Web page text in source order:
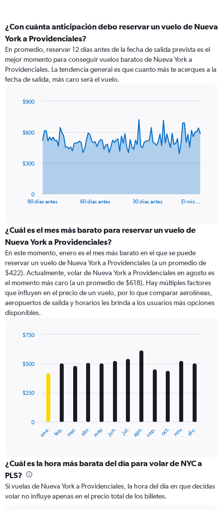
¿Con cuánta anticipación debo reservar un vuelo de Nueva
York a Providenciales?
En promedio, reservar 12 días antes de la fecha de salida prevista es el
mejor momento para conseguir vuelos baratos de Nueva York a
Providenciales. La tendencia general es que cuanto más te acerques a la
fecha de salida, más caro será el vuelo.
data
The
categories.
Range:
categories.
The
chart
has
1
Y
axis
values.
to
90 días antes 60 días antes 30 días antes El mis…
0
$300
$600
$900
¿Cuál es el mes más barato para reservar un vuelo de
Nueva York a Providenciales?
En este momento, enero es el mes más barato en el que se puede
reservar un vuelo de Nueva York a Providenciales (a un promedio de
$422). Actualmente, volar de Nueva York a Providenciales en agosto es
el momento más caro (a un promedio de $618). Hay múltiples factores
que influyen en el precio de un vuelo, por lo que comparar aerolíneas,
aeropuertos de salida y horarios les brinda a los usuarios más opciones
disponibles.
with
12
The
categories.
Range:
12
categories.
The
ene. feb. mar. abr. may. jun. jul. ago. sep. oct. nov. dic.
0
$250
$500
$750
¿Cuál es la hora más barata del día para volar de NYC a
PLS?
Si vuelas de Nueva York a Providenciales, la hora del día en que decidas
volar no influye apenas en el precio total de los billetes.